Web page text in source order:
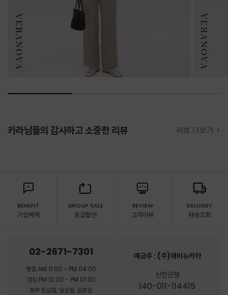
카라님들의 감사하고 소중한 리뷰 리뷰 더보기 >
BENEFIT
가입혜택
GROUP SALE
등급할인
REVIEW
고객리뷰
DELIVERY
배송조회
02-2671-7301
평일 AM 11:00 - PM 04:00
점심 PM 12:00 - PM 01:30
휴무 토요일, 일요일, 공휴일
예금주 : (주)애비뉴카라
신한은행
140-011-114415